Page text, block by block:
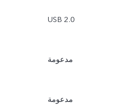
USB 2.0
مدعومة
مدعومة